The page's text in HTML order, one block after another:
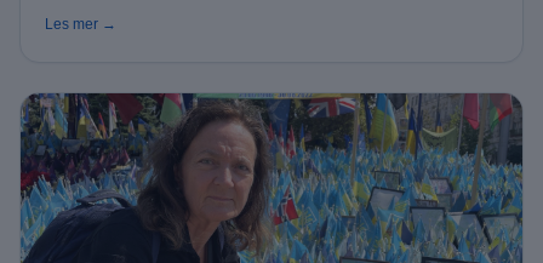
Les mer →